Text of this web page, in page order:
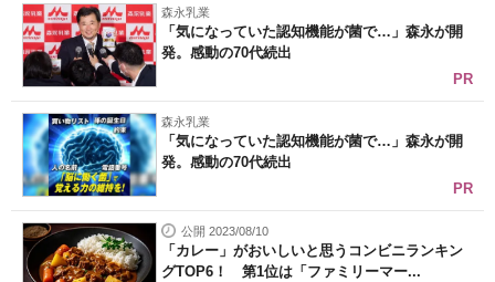
森永乳業
「気になっていた認知機能が菌で…」森永が開
発。感動の70代続出
PR
森永乳業
「気になっていた認知機能が菌で…」森永が開
発。感動の70代続出
PR
公開 2023/08/10
「カレー」がおいしいと思うコンビニランキン
グTOP6！ 第1位は「ファミリーマー...